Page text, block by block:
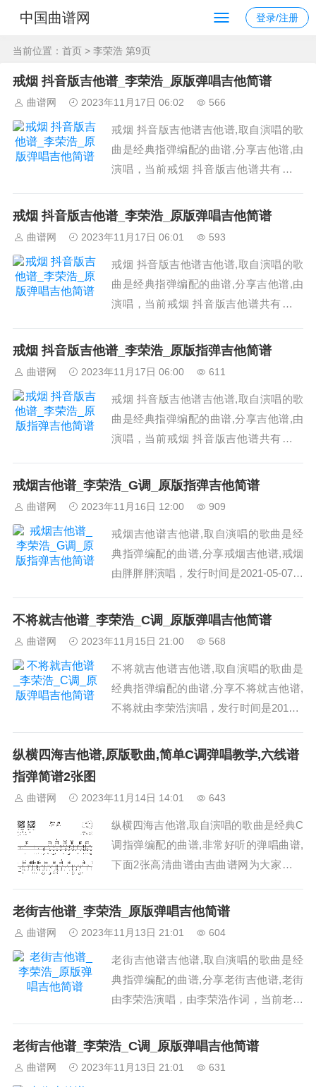
中国曲谱网 登录/注册
当前位置： 首页 > 李荣浩 第9页
戒烟 抖音版吉他谱_李荣浩_原版弹唱吉他简谱
曲谱网 2023年11月17日 06:02 566
戒烟 抖音版吉他谱吉他谱,取自演唱的歌
曲是经典指弹编配的曲谱,分享吉他谱,由
演唱，当前戒烟 抖音版吉他谱共有高清
浩的曲谱，抖音上流行的版本，使用的是
谱》_李荣浩_吉他图片谱3张 图1...
戒烟 抖音版吉他谱_李荣浩_原版弹唱吉他简谱
曲谱网 2023年11月17日 06:01 593
戒烟 抖音版吉他谱吉他谱,取自演唱的歌
曲是经典指弹编配的曲谱,分享吉他谱,由
演唱，当前戒烟 抖音版吉他谱共有高清
浩的曲谱，抖音上流行的版本，使用的是
谱》_李荣浩_吉他图片谱3张 图1...
戒烟 抖音版吉他谱_李荣浩_原版指弹吉他简谱
曲谱网 2023年11月17日 06:00 611
戒烟 抖音版吉他谱吉他谱,取自演唱的歌
曲是经典指弹编配的曲谱,分享吉他谱,由
演唱，当前戒烟 抖音版吉他谱共有高清
浩的曲谱，抖音上流行的版本，使用的是
谱》_李荣浩_吉他图片谱3张 图1...
戒烟吉他谱_李荣浩_G调_原版指弹吉他简谱
曲谱网 2023年11月16日 12:00 909
戒烟吉他谱吉他谱,取自演唱的歌曲是经
典指弹编配的曲谱,分享戒烟吉他谱,戒烟
由胖胖胖演唱，发行时间是2021-05-07，
有高清图片谱3张，采用G调指法弹奏;歌
了，想去安慰却不知什么立场，听你说
话...
不将就吉他谱_李荣浩_C调_原版弹唱吉他简谱
曲谱网 2023年11月15日 21:00 568
不将就吉他谱吉他谱,取自演唱的歌曲是
经典指弹编配的曲谱,分享不将就吉他谱,
不将就由李荣浩演唱，发行时间是2016-0
文/李荣浩作词，当前不将就吉他谱共有
膛，毫无保留，互相折磨到白头，悲伤
坚...
纵横四海吉他谱,原版歌曲,简单C调弹唱教学,六线谱
指弹简谱2张图
曲谱网 2023年11月14日 14:01 643
纵横四海吉他谱,取自演唱的歌曲是经典C
调指弹编配的曲谱,非常好听的弹唱曲谱,
下面2张高清曲谱由吉曲谱网为大家更新
老街吉他谱_李荣浩_原版弹唱吉他简谱
曲谱网 2023年11月13日 21:01 604
老街吉他谱吉他谱,取自演唱的歌曲是经
典指弹编配的曲谱,分享老街吉他谱,老街
由李荣浩演唱，由李荣浩作词，当前老街
许那老街的腔调是属于我的忧伤，嘴角那
老街吉他谱_李荣浩_C调_原版弹唱吉他简谱
曲谱网 2023年11月13日 21:01 631